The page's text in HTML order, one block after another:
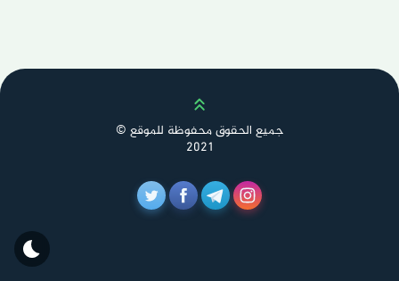
Scroll up
جميع الحقوق محفوظة للموقع ©
2021